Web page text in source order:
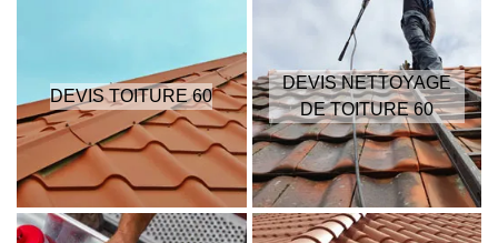
DEVIS TOITURE 60
DEVIS NETTOYAGE
DE TOITURE 60